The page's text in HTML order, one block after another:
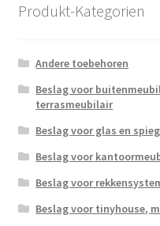
Produkt-Kategorien
Andere toebehoren
Beslag voor
terrasmeubilair
Beslag voor glas en
Beslag voor
Beslag voor
Beslag voor tinyhouse,